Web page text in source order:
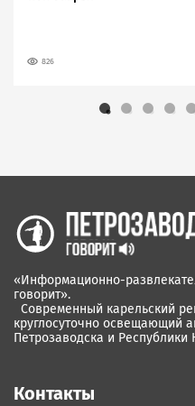
826
«Информационно-
говорит».
Современный карельский
круглосуточно освещающий
Петрозаводска и Республики
Контакты